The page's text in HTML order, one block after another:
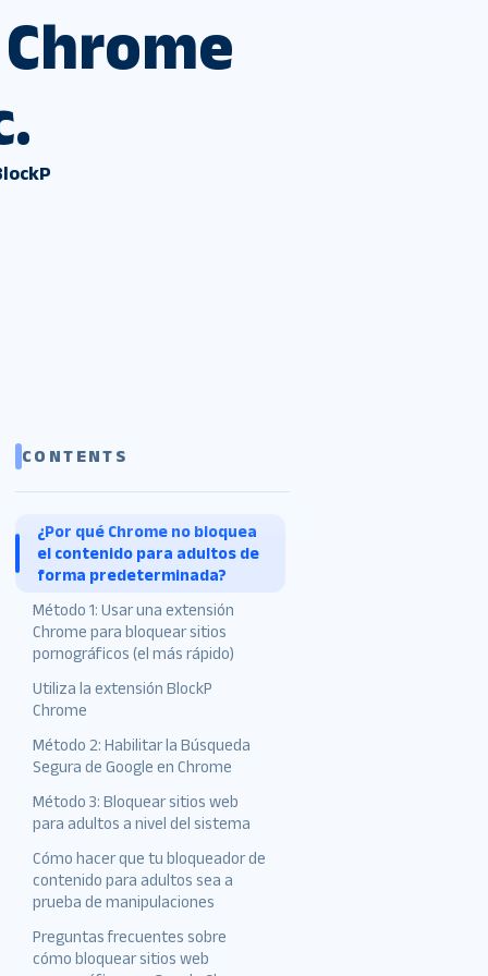
CONTENTS
¿Por qué Chrome no bloquea
el contenido para adultos de
forma predeterminada?
Método 1: Usar una extensión
Chrome para bloquear sitios
pornográficos (el más rápido)
Utiliza la extensión BlockP
Chrome
Método 2: Habilitar la Búsqueda
Segura de Google en Chrome
Método 3: Bloquear sitios web
para adultos a nivel del sistema
En Windows (usando
Microsoft Family Safety o el
archivo Hosts)
En Mac (usando Tiempo en
pantalla para Chrome )
Cómo hacer que tu bloqueador de
contenido para adultos sea a
prueba de manipulaciones
Preguntas frecuentes sobre
cómo bloquear sitios web